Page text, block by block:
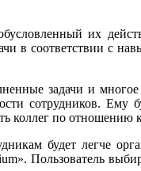
их
в соответствии с
задачи и
сотрудников. Ему
коллег по отношению
будет легче
Пользователь